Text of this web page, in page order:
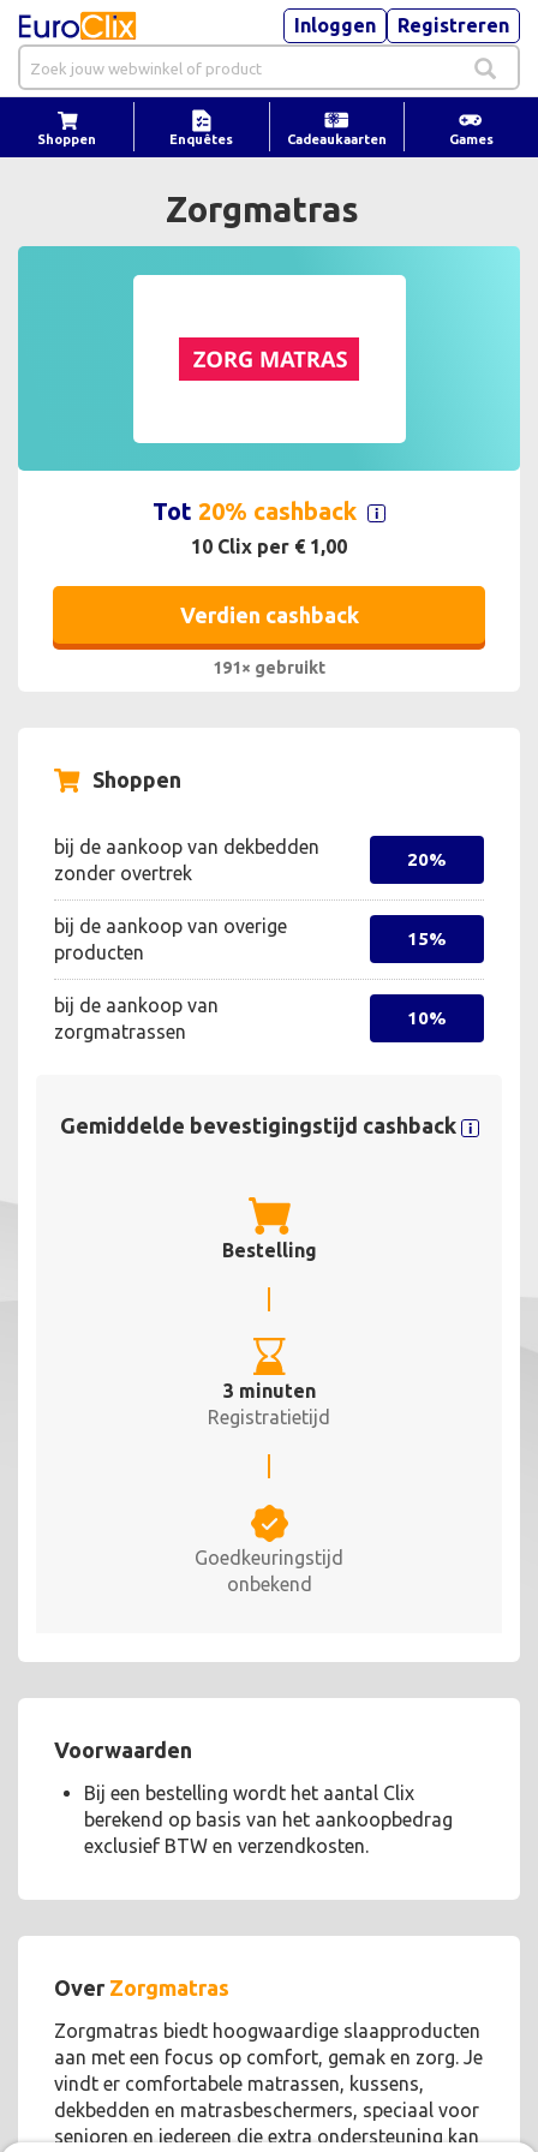
Inloggen Registreren
Shoppen Enquêtes Cadeaukaarten Games
Zorgmatras
Tot 20% cashback
10 Clix per € 1,00
Verdien cashback
191× gebruikt
Shoppen
bij de aankoop van dekbedden
zonder overtrek
20%
bij de aankoop van overige
producten
15%
bij de aankoop van
zorgmatrassen
10%
Gemiddelde bevestigingstijd cashback
Bestelling
3 minuten
Registratietijd
Goedkeuringstijd
onbekend
Voorwaarden
Bij een bestelling wordt het aantal Clix
berekend op basis van het aankoopbedrag
exclusief BTW en verzendkosten.
Over Zorgmatras
Zorgmatras biedt hoogwaardige slaapproducten
aan met een focus op comfort, gemak en zorg. Je
vindt er comfortabele matrassen, kussens,
dekbedden en matrasbeschermers, speciaal voor
senioren en iedereen die extra ondersteuning kan